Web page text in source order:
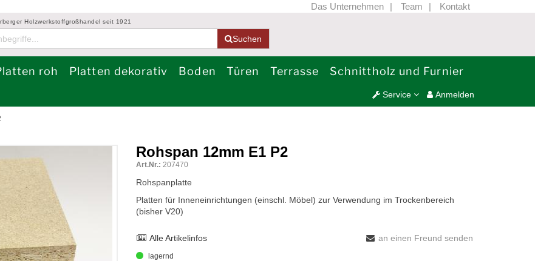
Das Unternehmen Team Kontakt
Holzwerkstoffgroßhandel seit 1921
Suchen
roh Platten dekorativ Boden Türen Terrasse Schnittholz und Furnier
Anmelden
Service
Rohspan 12mm E1 P2
Art.Nr.: 207470
Rohspanplatte
Platten für Inneneinrichtungen (einschl. Möbel) zur Verwendung im Trockenbereich
(bisher V20)
Alle Artikelinfos an einen Freund senden
lagernd